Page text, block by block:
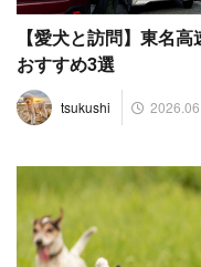
【愛犬と訪問】東名
おすすめ3選
tsukushi